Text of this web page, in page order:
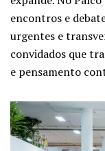
encontros e
urgentes e
convidados que
e pensamento